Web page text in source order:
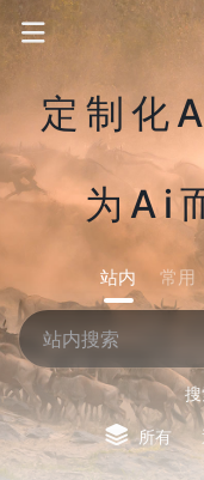
定制化
为Ai
站内 常用
所有